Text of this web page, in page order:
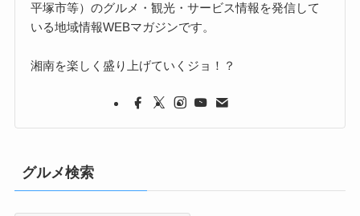
平塚市等）のグルメ・観光・サービス情報を発信して
いる地域情報WEBマガジンです。
湘南を楽しく盛り上げていくジョ！？
グルメ検索